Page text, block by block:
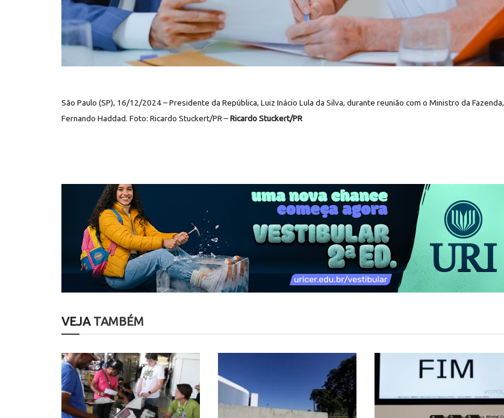
São Paulo (SP), 16/12/2024 – Presidente da República, Luiz Inácio Lula da Silva, durante reunião com o Ministro da Fazenda,
Fernando Haddad. Foto: Ricardo Stuckert/PR –Ricardo Stuckert/PR
VEJATAMBÉM